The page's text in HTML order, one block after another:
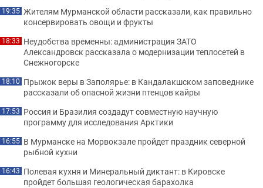
19:35 Жителям Мурманской области рассказали, как правильно
консервировать овощи и фрукты
18:33 Неудобства временны: администрация ЗАТО
Александровск рассказала о модернизации теплосетей в
Снежногорске
18:10 Прыжок веры в Заполярье: в Кандалакшском заповеднике
рассказали об опасной жизни птенцов кайры
17:53 Россия и Бразилия создадут совместную научную
программу для исследования Арктики
16:55 В Мурманске на Морвокзале пройдет праздник северной
рыбной кухни
16:43 Полевая кухня и Минеральный диктант: в Кировске
пройдет большая геологическая барахолка